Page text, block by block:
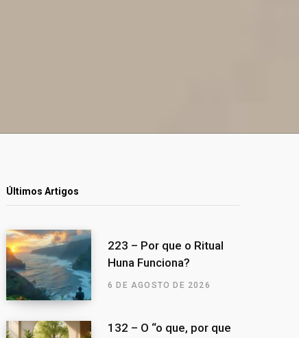
Últimos Artigos
223 – Por que o Ritual
Huna Funciona?
6 DE AGOSTO DE 2026
132 – O “o que, por que